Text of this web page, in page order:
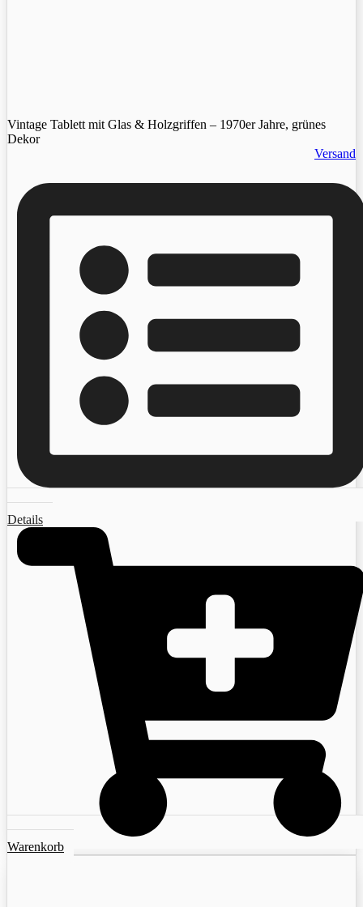
Vintage Tablett mit Glas & Holzgriffen – 1970er Jahre, grünes
Dekor
Versand
Details
Warenkorb